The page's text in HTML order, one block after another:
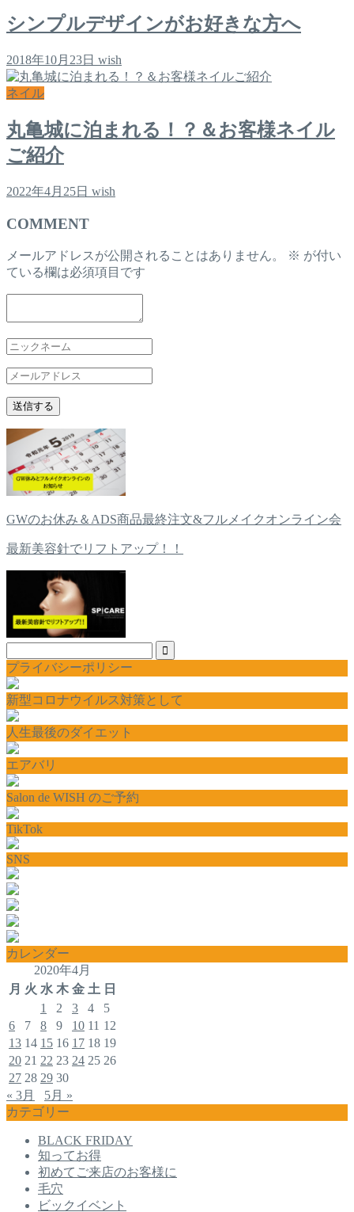
シンプルデザインがお好きな方へ
2018年10月23日 wish
ネイル
丸亀城に泊まれる！？＆お客様ネイル
ご紹介
2022年4月25日 wish
COMMENT
メールアドレスが公開されることはありません。 ※ が付い
ている欄は必須項目です
GWのお休み＆ADS商品最終注文&フルメイクオンライン会
最新美容針でリフトアップ！！
プライバシーポリシー
新型コロナウイルス対策として
人生最後のダイエット
エアバリ
Salon de WISH のご予約
TikTok
SNS
カレンダー
2020年4月
月 火 水 木 金 土 日
1
2 3 4
5
6
7 8 9 10 11 12
13 14 15 16 17 18 19
20 21 22 23 24 25 26
27 28 29 30
« 3月
5月 »
カテゴリー
BLACK FRIDAY
知ってお得
初めてご来店のお客様に
毛穴
ビックイベント